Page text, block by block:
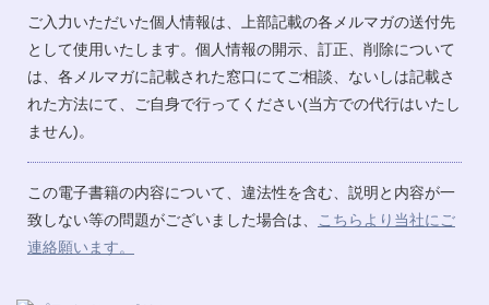
ご入力いただいた個人情報は、上部記載の各メルマガの送付先
として使用いたします。個人情報の開示、訂正、削除について
は、各メルマガに記載された窓口にてご相談、ないしは記載さ
れた方法にて、ご自身で行ってください(当方での代行はいたし
ません)。
この電子書籍の内容について、違法性を含む、説明と内容が一
致しない等の問題がございました場合は、
こちらより当社にご
連絡願います。